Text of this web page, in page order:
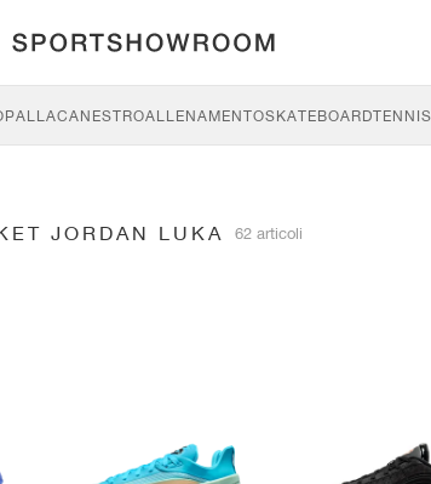
PALLACANESTROALLENAMENTOSKATEBOARDTENNIS
JORDAN LUKA 62 articoli